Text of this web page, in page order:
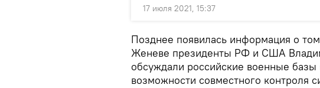
17 июля 2021, 15:37
Позднее появилась информация о
Женеве президенты РФ и США
обсуждали российские военные
возможности совместного контроля